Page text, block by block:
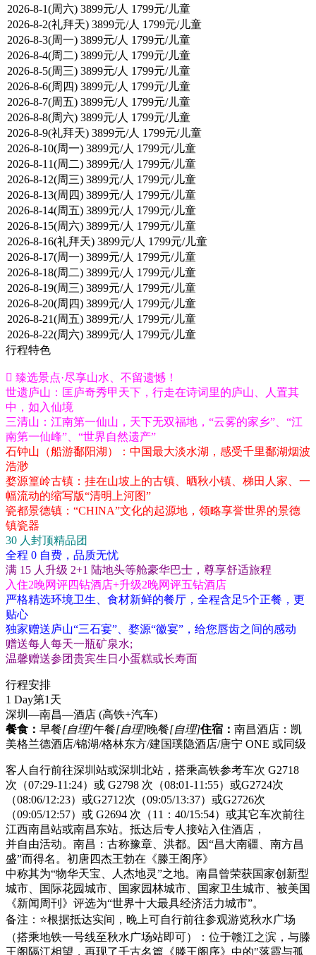
行程特色
 臻选景点·尽享山水、不留遗憾！
世遗庐山：匡庐奇秀甲天下，行走在诗词里的庐山、人置其
中，如入仙境
三清山：江南第一仙山，天下无双福地，“云雾的家乡”、“江
南第一仙峰”、“世界自然遗产”
石钟山（船游鄱阳湖）：中国最大淡水湖，感受千里鄱湖烟波
浩渺
婺源篁岭古镇：挂在山坡上的古镇、晒秋小镇、梯田人家、一
幅流动的缩写版“清明上河图”
瓷都景德镇：“CHINA”文化的起源地，领略享誉世界的景德
镇瓷器
30 人封顶精品团
全程 0 自费，品质无忧
满 15 人升级 2+1 陆地头等舱豪华巴士，尊享舒适旅程
入住2晚网评四钻酒店+升级2晚网评五钻酒店
严格精选环境卫生、食材新鲜的餐厅，全程含足5个正餐，更
贴心
独家赠送庐山“三石宴”、婺源“徽宴”，给您唇齿之间的感动
赠送每人每天一瓶矿泉水;
温馨赠送参团贵宾生日小蛋糕或长寿面
行程安排
1 Day第1天
深圳—南昌—酒店 (高铁+汽车)
餐食： 早餐[自理]午餐[自理]晚餐[自理]住宿： 南昌酒店：凯
美格兰德酒店/锦湖/格林东方/建国璞隐酒店/唐宁 ONE 或同级
客人自行前往深圳站或深圳北站，搭乘高铁参考车次 G2718
次（07:29-11:24）或 G2798 次（08:01-11:55）或G2724次
（08:06/12:23）或G2712次（09:05/13:37）或G2726次
（09:05/12:57）或 G2694 次（11：40/15:54）或其它车次前往
江西南昌站或南昌东站。抵达后专人接站入住酒店，
并自由活动。南昌：古称豫章、洪都。因“昌大南疆、南方昌
盛”而得名。初唐四杰王勃在《滕王阁序》
中称其为“物华天宝、人杰地灵”之地。南昌曾荣获国家创新型
城市、国际花园城市、国家园林城市、国家卫生城市、被美国
《新闻周刊》评选为“世界十大最具经济活力城市”。
备注：⭐根据抵达实间，晚上可自行前往参观游览秋水广场
（搭乘地铁一号线至秋水广场站即可）：位于赣江之滨，与滕
王阁隔江相望，再现了千古名篇《滕王阁序》中的"落霞与孤